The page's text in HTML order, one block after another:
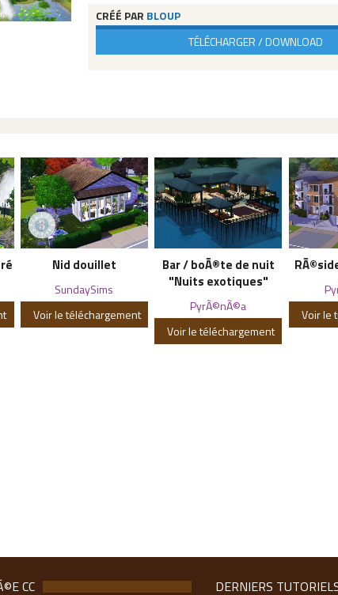
CRÉÉ PAR BLOUP
TÉLÉCHARGER / DOWNLOAD
Nid douillet
SundaySims
Voir le téléchargement
Bar / boÃ®te de nuit
"Nuits exotiques"
PyrÃ©nÃ©a
Voir le téléchargement
Voir le
CC DERNIERS